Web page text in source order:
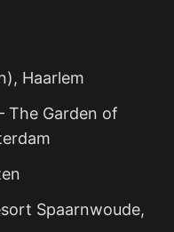
Haarlem
The Garden of
Spaarnwoude,